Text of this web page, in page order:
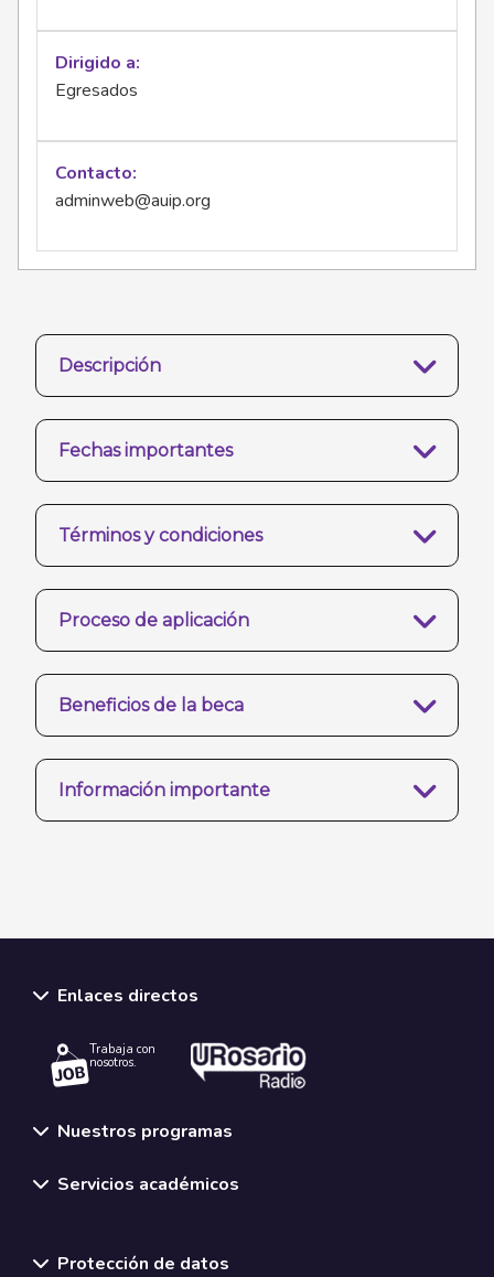
Dirigido a
Egresados
Contacto
adminweb@auip.org
Descripción
Fechas importantes
Términos y condiciones
Proceso de aplicación
Beneficios de la beca
Información importante
Enlaces directos
Trabaja con
nosotros.
Nuestros programas
Servicios académicos
Protección de datos